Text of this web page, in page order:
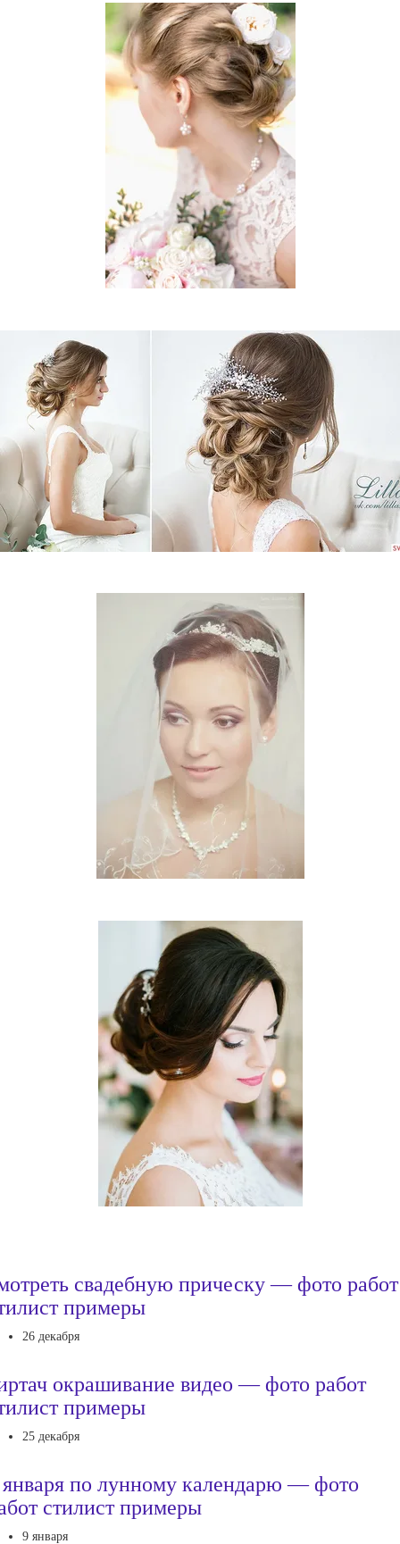
свадебную прическу — фото работ
примеры
26 декабря
окрашивание видео — фото работ
примеры
25 декабря
по лунному календарю — фото
стилист примеры
9 января